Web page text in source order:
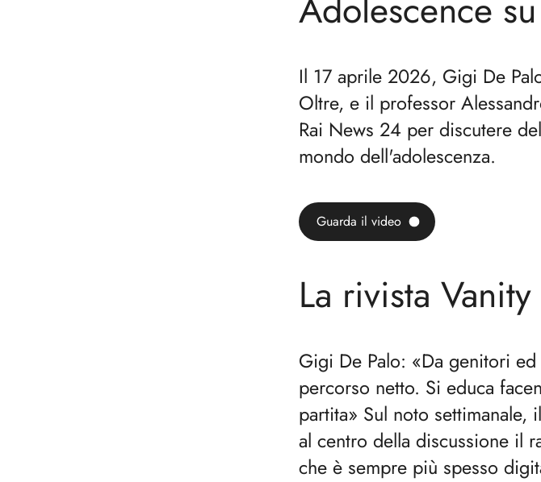
Il 17 aprile 2026, Gigi De
Oltre, e il professor
Rai News 24 per discutere
mondo dell'adolescenza.
Guarda il video
La rivista
Gigi De Palo: «Da genitori
percorso netto. Si educa
partita» Sul noto
al centro della discussione il
che è sempre più spesso